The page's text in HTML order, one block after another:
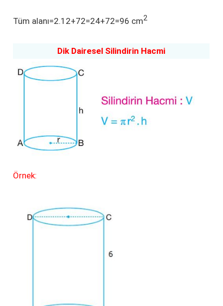
Tüm alanı=2.12+72=24+72=96 cm2
Dik Dairesel Silindirin Hacmi
Örnek: